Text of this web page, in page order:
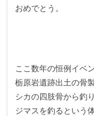
おめでとう。
ここ数年の恒例イベ
栃原岩遺跡出土の骨
シカの四肢骨から釣
ジマスを釣るという